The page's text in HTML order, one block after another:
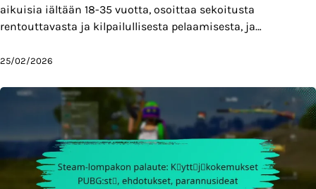
aikuisia iältään 18-35 vuotta, osoittaa sekoitusta
rentouttavasta ja kilpailullisesta pelaamisesta, ja…
25/02/2026